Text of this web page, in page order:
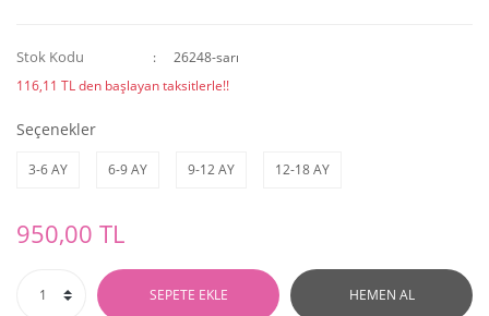
Stok Kodu
26248-sarı
116,11 TL den başlayan taksitlerle!!
Seçenekler
3-6 AY 6-9 AY 9-12 AY 12-18 AY
950,00 TL
SEPETE EKLE HEMEN AL